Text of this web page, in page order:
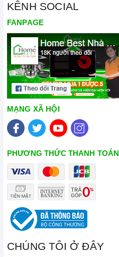
KÊNH SOCIAL
FANPAGE
MẠNG XÃ HỘI
PHƯƠNG THỨC THANH TOÁN
CHÚNG TÔI Ở ĐÂY